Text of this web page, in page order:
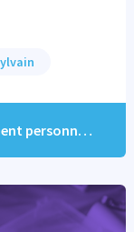
Comment personnaliser ses contenus dans Marketo ?